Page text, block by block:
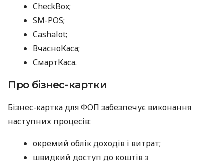
CheckBox;
SM-POS;
Cashalot;
ВчасноКаса;
СмартКаса.
Про бізнес-картки
Бізнес-картка для ФОП забезпечує виконання
наступних процесів:
окремий облік доходів і витрат;
швидкий доступ до коштів з